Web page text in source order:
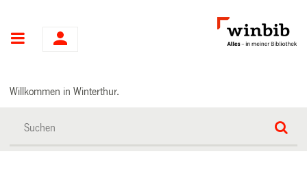
Hauptnavigation
Willkommen in Winterthur.